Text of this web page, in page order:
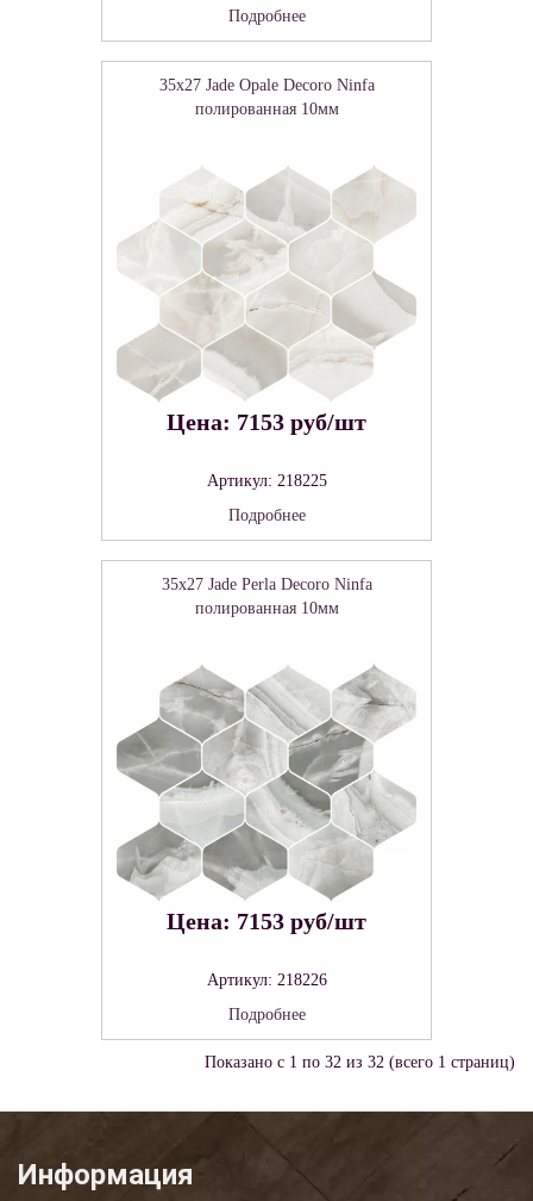
Подробнее
35x27 Jade Opale Decoro Ninfa
полированная 10мм
Цена: 7153 руб/шт
Артикул: 218225
Подробнее
35x27 Jade Perla Decoro Ninfa
полированная 10мм
Цена: 7153 руб/шт
Артикул: 218226
Подробнее
Показано с 1 по 32 из 32 (всего 1 страниц)
Информация